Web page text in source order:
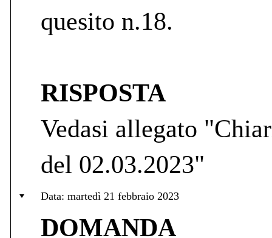
quesito n.18.
RISPOSTA
Vedasi allegato
del 02.03.2023"
Data: martedì 21 febbraio 2023
DOMANDA